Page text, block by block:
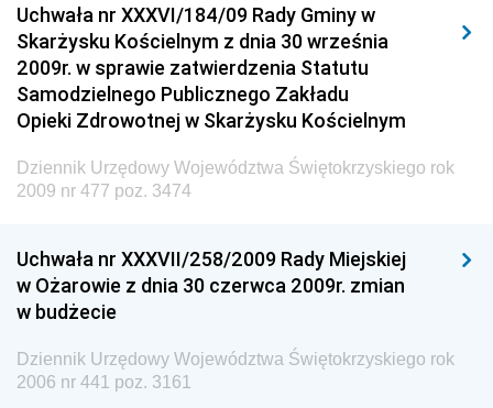
Elektronicznej
Dziennik Urzędowy Ministra Spraw Wewnętrznych i
Administracji
Dziennik Urzędowy Ministra Transportu
Dziennik Urzędowy Ministra Budownictwa
Dziennik Urzędowy Ministra Nauki i Szkolnictwa
Dziennik Urzędowy Głównego Urzędu Miar
Dziennik Urzędowy Ministra Rolnictwa i Rozwoju Wsi
Sportu
Dziennik Urzędowy Ministra Edukacji i Nauki
Uchwała nr XXXVI/184/09 Rady Gminy w
Skarżysku Kościelnym z dnia 30 września
2009r. w sprawie zatwierdzenia Statutu
Samodzielnego Publicznego Zakładu
Opieki Zdrowotnej w Skarżysku Kościelnym
Dziennik Urzędowy Województwa Świętokrzyskiego rok
2009 nr 477 poz. 3474
Uchwała nr XXXVII/258/2009 Rady Miejskiej
w Ożarowie z dnia 30 czerwca 2009r. zmian
w budżecie
Dziennik Urzędowy Województwa Świętokrzyskiego rok
2006 nr 441 poz. 3161